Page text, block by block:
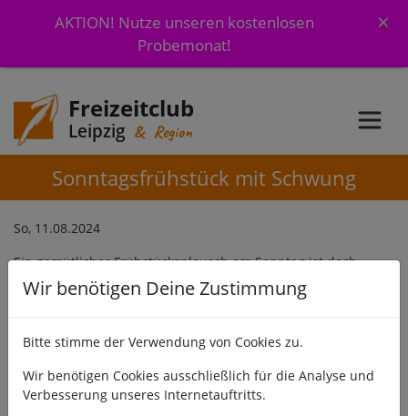
AKTION! Nutze unseren kostenlosen
Probemonat!
×
Freizeitclub
Leipzig & Region
Sonntagsfrühstück mit Schwung
So, 11.08.2024
Ein gemütlicher Frühstücksplausch am Sonntag ist doch
etwas Feines!
Und weiter geht es mit dem Test der verschiedenen
Mehr Infos
Wir benötigen Deine Zustimmung
Bitte stimme der Verwendung von Cookies zu.
Wir benötigen Cookies ausschließlich für die Analyse und
Verbesserung unseres Internetauftritts.